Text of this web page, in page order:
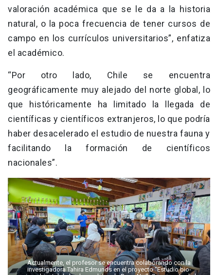
valoración académica que se le da a la historia
natural, o la poca frecuencia de tener cursos de
campo en los currículos universitarios”, enfatiza
el académico.
“Por otro lado, Chile se encuentra
geográficamente muy alejado del norte global, lo
que históricamente ha limitado la llegada de
científicas y científicos extranjeros, lo que podría
haber desacelerado el estudio de nuestra fauna y
facilitando la formación de científicos
nacionales”.
Actualmente, el profesor se encuentra colaborando con la
investigadora Tahira Edmunds en el proyecto “Estudio bio-